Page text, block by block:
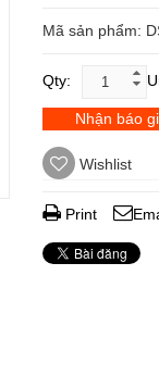
Mã sản phẩm:
Qty:
Nhận báo
Wishlist
Print